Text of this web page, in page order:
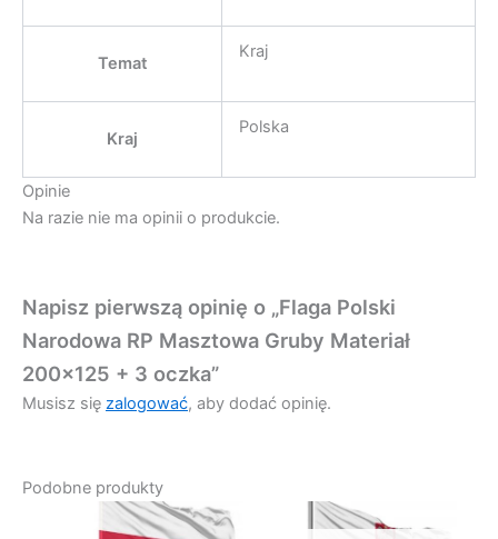
Temat
Kraj
Kraj
Polska
Opinie
Na razie nie ma opinii o produkcie.
Napisz pierwszą opinię o „Flaga Polski
Narodowa RP Masztowa Gruby Materiał
200×125 + 3 oczka”
Musisz się zalogować, aby dodać opinię.
Podobne produkty